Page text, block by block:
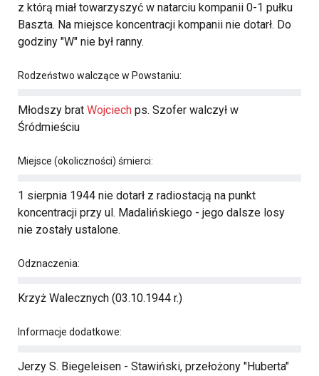
z którą miał towarzyszyć w natarciu kompanii 0-1 pułku
Baszta. Na miejsce koncentracji kompanii nie dotarł. Do
godziny "W" nie był ranny.
Rodzeństwo walczące w Powstaniu:
Młodszy brat Wojciech ps. Szofer walczył w
Śródmieściu
Miejsce (okoliczności) śmierci:
1 sierpnia 1944 nie dotarł z radiostacją na punkt
koncentracji przy ul. Madalińskiego - jego dalsze losy
nie zostały ustalone.
Odznaczenia:
Krzyż Walecznych (03.10.1944 r.)
Informacje dodatkowe:
Jerzy S. Biegeleisen - Stawiński, przełożony "Huberta"